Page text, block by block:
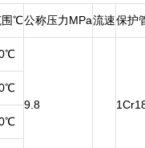
围℃公称压力MPa流速保护
9.8